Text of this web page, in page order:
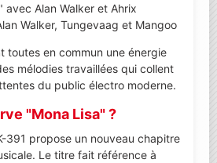
avec Alan Walker et Ahrix
Walker, Tungevaag et Mangoo
toutes en commun une énergie
mélodies travaillées qui collent
du public électro moderne.
"Mona Lisa" ?
391 propose un nouveau chapitre
Le titre fait référence à